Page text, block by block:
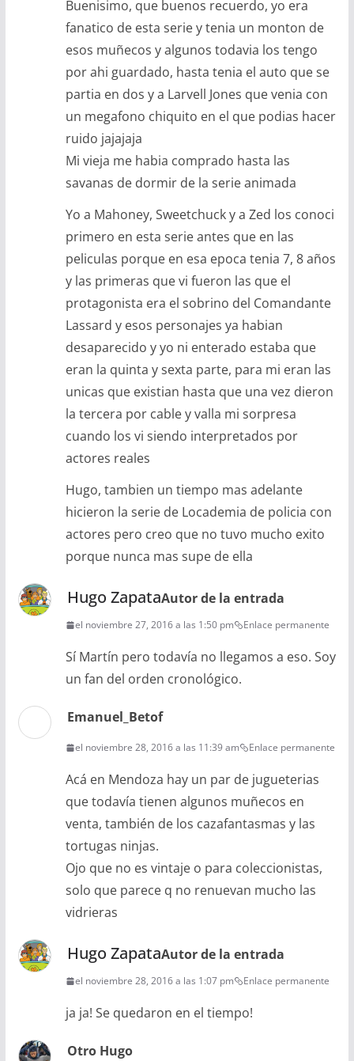
Buenisimo, que buenos recuerdo, yo era
fanatico de esta serie y tenia un monton de
esos muñecos y algunos todavia los tengo
por ahi guardado, hasta tenia el auto que se
partia en dos y a Larvell Jones que venia con
un megafono chiquito en el que podias hacer
ruido jajajaja
Mi vieja me habia comprado hasta las
savanas de dormir de la serie animada
Yo a Mahoney, Sweetchuck y a Zed los conoci
primero en esta serie antes que en las
peliculas porque en esa epoca tenia 7, 8 años
y las primeras que vi fueron las que el
protagonista era el sobrino del Comandante
Lassard y esos personajes ya habian
desaparecido y yo ni enterado estaba que
eran la quinta y sexta parte, para mi eran las
unicas que existian hasta que una vez dieron
la tercera por cable y valla mi sorpresa
cuando los vi siendo interpretados por
actores reales
Hugo, tambien un tiempo mas adelante
hicieron la serie de Locademia de policia con
actores pero creo que no tuvo mucho exito
porque nunca mas supe de ella
Hugo ZapataAutor de la entrada
el noviembre 27, 2016 a las 1:50 pm Enlace permanente
Sí Martín pero todavía no llegamos a eso. Soy
un fan del orden cronológico.
Emanuel_Betof
el noviembre 28, 2016 a las 11:39 am Enlace permanente
Acá en Mendoza hay un par de jugueterias
que todavía tienen algunos muñecos en
venta, también de los cazafantasmas y las
tortugas ninjas.
Ojo que no es vintaje o para coleccionistas,
solo que parece q no renuevan mucho las
vidrieras
Hugo ZapataAutor de la entrada
el noviembre 28, 2016 a las 1:07 pm Enlace permanente
ja ja! Se quedaron en el tiempo!
Otro Hugo